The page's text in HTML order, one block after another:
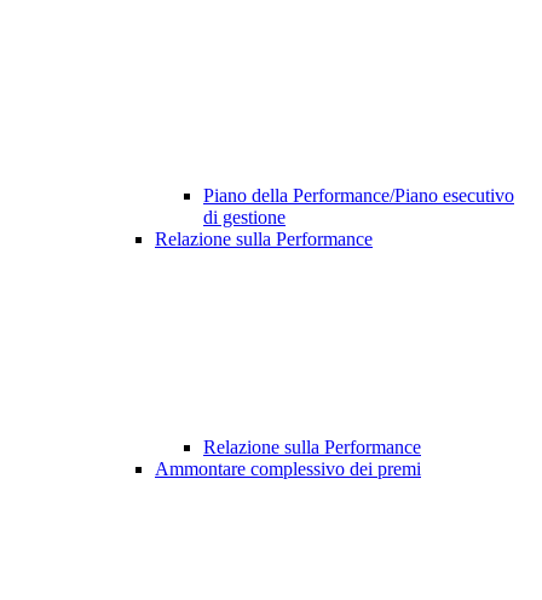
Piano della Performance/Piano esecutivo
di gestione
Relazione sulla Performance
Relazione sulla Performance
Ammontare complessivo dei premi